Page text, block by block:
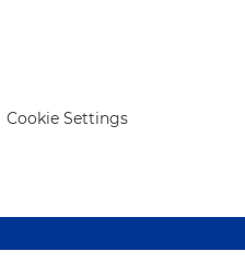
Cookie Settings